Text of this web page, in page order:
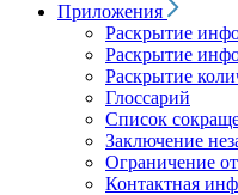
Приложения
Раскрытие
Раскрытие
Раскрытие
Глоссарий
Список
Заключение
Ограничение
Контактная